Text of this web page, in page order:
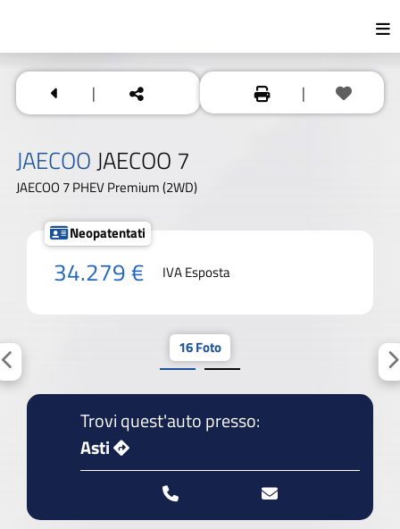
| |
JAECOOJAECOO 7
JAECOO 7 PHEV Premium (2WD)
Neopatentati
34.279 € IVA Esposta
16 Foto
Trovi quest'auto presso:
Asti